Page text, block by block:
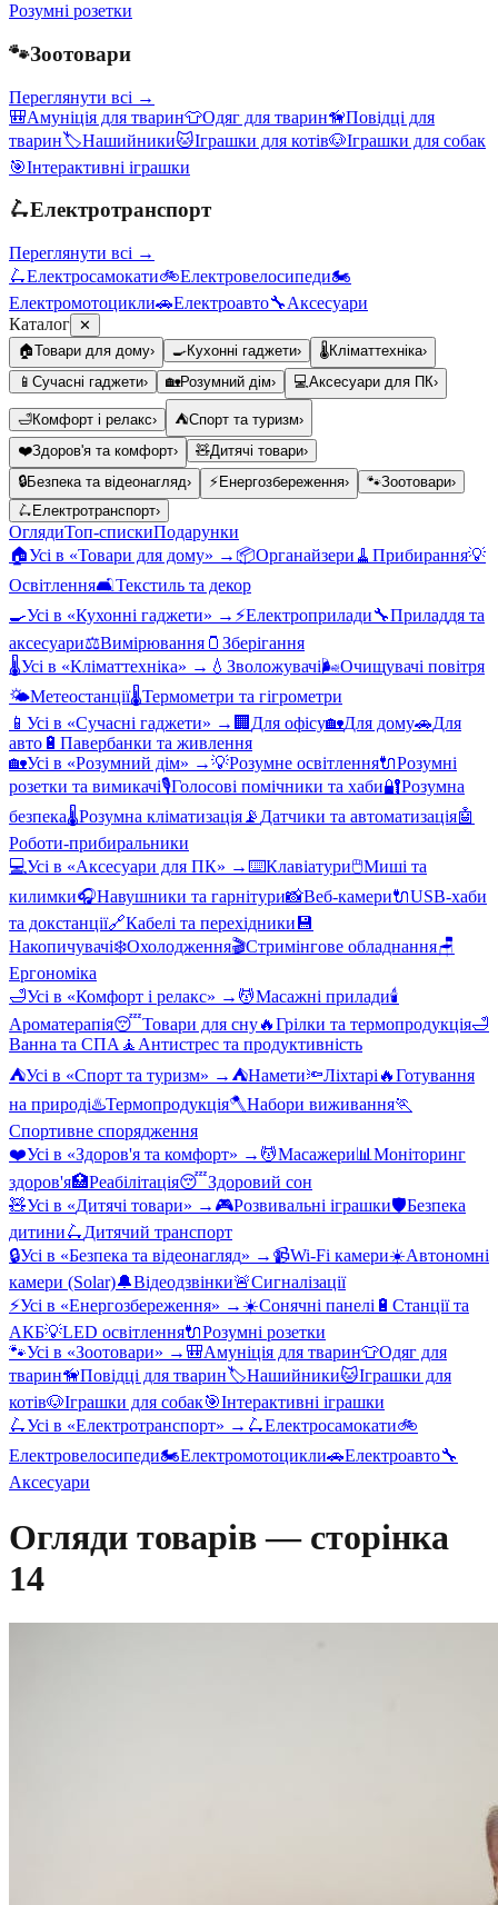
Розумні розетки
🐾Зоотовари
Переглянути всі →
🎒Амуніція для тварин👕Одяг для тварин🦮Повідці для
тварин🏷️Нашийники🐱Іграшки для котів🐶Іграшки для собак
🎯Інтерактивні іграшки
🛴Електротранспорт
Переглянути всі →
🛴Електросамокати🚲Електровелосипеди🏍️
Електромотоцикли🚗Електроавто🔧Аксесуари
Каталог ✕
🏠Товари для дому› 🍳Кухонні гаджети› 🌡️Кліматтехніка›
📱 Сучасні гаджети› 🏡Розумний дім› 💻Аксесуари для ПК›
🛁Комфорт і релакс› ⛺Спорт та туризм›
❤️Здоров'я та комфорт› 🧸Дитячі товари›
🔒Безпека та відеонагляд› ⚡ Енергозбереження› 🐾Зоотовари›
🛴 Електротранспорт›
ОглядиТоп-спискиПодарунки
🏠Усі в «Товари для дому» → 📦Органайзери 🧹 Прибирання💡
Освітлення🛋️Текстиль та декор
🍳Усі в «Кухонні гаджети» → ⚡Електроприлади🔧Приладдя та
аксесуари⚖️Вимірювання 🫙 Зберігання
🌡️Усі в «Кліматтехніка» → 💧 Зволожувачі🌬️Очищувачі повітря
🌤️Метеостанції🌡️Термометри та гігрометри
📱 Усі в «Сучасні гаджети» → 🏢 Для офісу🏡Для дому🚗Для
авто 🔋 Павербанки та живлення
🏡Усі в «Розумний дім» →💡Розумне освітлення🔌Розумні
розетки та вимикачі🎙️Голосові помічники та хаби🔐Розумна
безпека🌡️Розумна кліматизація 📡 Датчики та автоматизація🤖
Роботи-прибиральники
💻Усі в «Аксесуари для ПК» →⌨️Клавіатури🖱️Миші та
килимки🎧Навушники та гарнітури📸Веб-камери🔌USB-хаби
та докстанції🔗Кабелі та перехідники 💾
Накопичувачі❄️Охолодження🎬Стримінгове обладнання🪑
Ергономіка
🛁Усі в «Комфорт і релакс» → 💆Масажні прилади🕯️
Ароматерапія😴Товари для сну🔥Грілки та термопродукція🛁
Ванна та СПА 🧘 Антистрес та продуктивність
⛺Усі в «Спорт та туризм» → ⛺Намети🔦Ліхтарі 🔥Готування
на природі♨️Термопродукція🪓Набори виживання🏃
Спортивне спорядження
❤️Усі в «Здоров'я та комфорт» → 💆Масажери📊 Моніторинг
здоров'я🏥Реабілітація😴Здоровий сон
🧸Усі в «Дитячі товари» → 🎮Розвивальні іграшки🛡️Безпека
дитини🛴Дитячий транспорт
🔒Усі в «Безпека та відеонагляд» → 📹Wi-Fi камери☀️Автономні
камери (Solar)🔔Відеодзвінки🚨Сигналізації
⚡Усі в «Енергозбереження» → ☀️Сонячні панелі 🔋 Станції та
АКБ💡LED освітлення🔌Розумні розетки
🐾Усі в «Зоотовари» → 🎒Амуніція для тварин👕Одяг для
тварин🦮Повідці для тварин🏷️Нашийники🐱Іграшки для
котів🐶Іграшки для собак🎯Інтерактивні іграшки
🛴Усі в «Електротранспорт» → 🛴Електросамокати🚲
Електровелосипеди🏍️Електромотоцикли🚗Електроавто🔧
Аксесуари
Огляди товарів — сторінка
14